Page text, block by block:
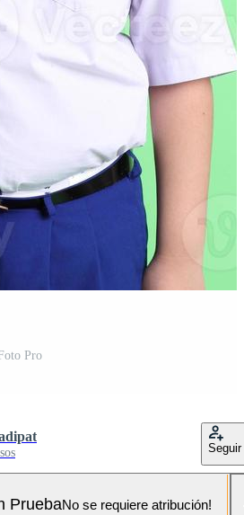
Pro
Seguir
PruebaNo se requiere atribución!